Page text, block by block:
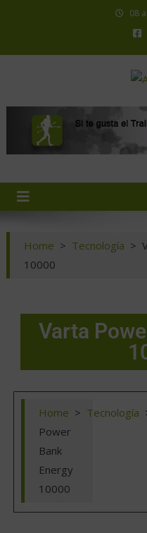
08
Home > Tecnología >
10000
Varta
Home > Tecnología
Power
Bank
Energy
10000